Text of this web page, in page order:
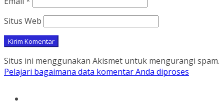
Situs Web
Situs ini menggunakan Akismet untuk mengurangi spam.
Pelajari bagaimana data komentar Anda diproses